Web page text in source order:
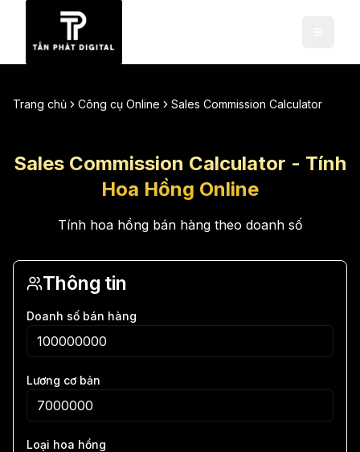
Trang chủ Công cụ Online Sales Commission Calculator
Sales Commission Calculator - Tính
Hoa Hồng Online
Tính hoa hồng bán hàng theo doanh số
Thông tin
Doanh số bán hàng
Lương cơ bản
Loại hoa hồng